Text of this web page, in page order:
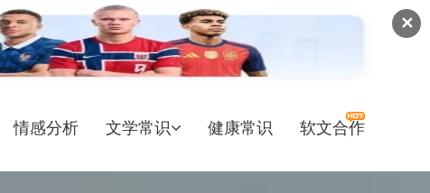
✕
情感分析 文学常识 健康常识 软文合作